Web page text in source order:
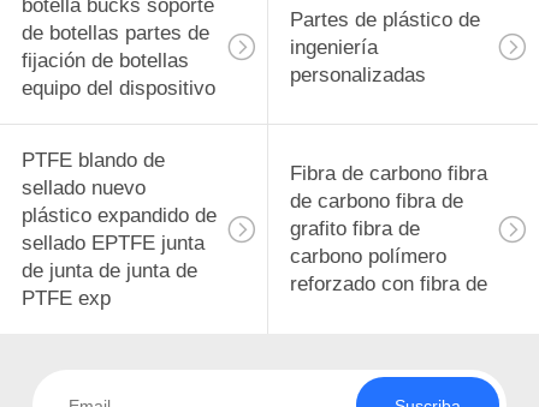
botella bucks soporte
de botellas partes de
fijación de botellas
equipo del dispositivo
Partes de plástico de
ingeniería
personalizadas
PTFE blando de
sellado nuevo
plástico expandido de
sellado EPTFE junta
de junta de junta de
PTFE exp
Fibra de carbono fibra
de carbono fibra de
grafito fibra de
carbono polímero
reforzado con fibra de